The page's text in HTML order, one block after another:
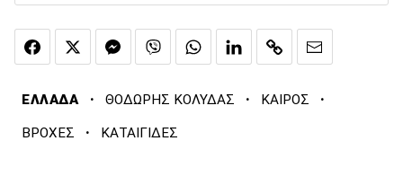
ΕΛΛΑΔΑ · ΘΟΔΩΡΗΣ ΚΟΛΥΔΑΣ · ΚΑΙΡΟΣ ·
ΒΡΟΧΕΣ · ΚΑΤΑΙΓΙΔΕΣ